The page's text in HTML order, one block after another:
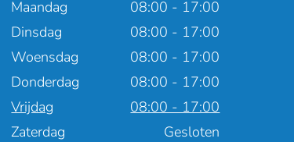
Maandag
08:00 - 17:00
Dinsdag
08:00 - 17:00
Woensdag
08:00 - 17:00
Donderdag
08:00 - 17:00
Vrijdag
08:00 - 17:00
Zaterdag
Gesloten